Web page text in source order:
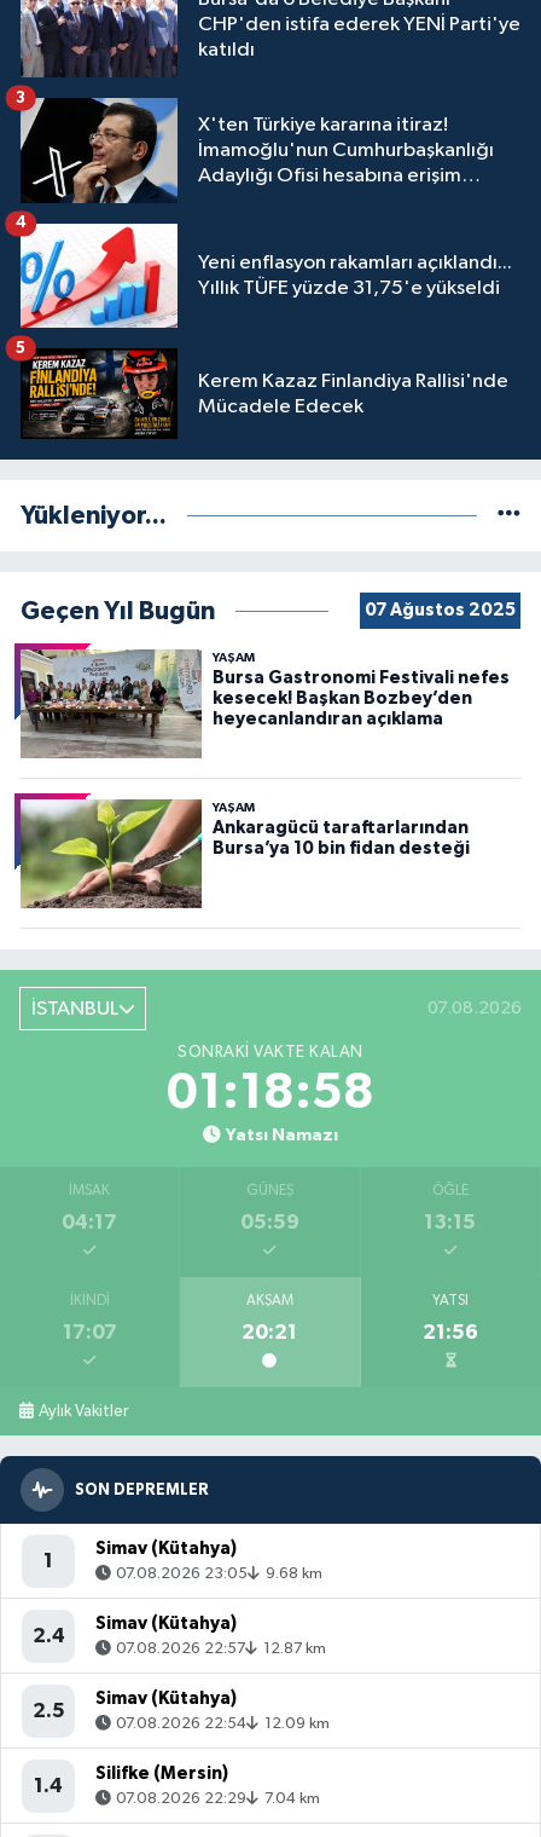
CHP'den istifa ederek YENİ Parti'ye
katıldı
X'ten Türkiye kararına itiraz!
İmamoğlu'nun Cumhurbaşkanlığı
Adaylığı Ofisi hesabına erişim
3
Yeni enflasyon rakamları açıklandı...
Yıllık TÜFE yüzde 31,75'e yükseldi
4
Kerem Kazaz Finlandiya Rallisi'nde
Mücadele Edecek
5
Yükleniyor...
Geçen Yıl Bugün 07 Ağustos 2025
YAŞAM
Bursa Gastronomi Festivali nefes
kesecek! Başkan Bozbey’den
heyecanlandıran açıklama
YAŞAM
Ankaragücü taraftarlarından
Bursa’ya 10 bin fidan desteği
İSTANBUL 07.08.2026
SONRAKI VAKTE KALAN
01:18:56
Yatsı Namazı
İMSAK
04:17
GÜNEŞ
05:59
ÖĞLE
13:15
İKINDI
17:07
AKŞAM
20:21
YATSI
21:56
Aylık Vakitler
SON DEPREMLER
1
Simav (Kütahya)
07.08.2026 23:05 9.68 km
2.4
Simav (Kütahya)
07.08.2026 22:57 12.87 km
2.5
Simav (Kütahya)
07.08.2026 22:54 12.09 km
1.4
Silifke (Mersin)
07.08.2026 22:29 7.04 km